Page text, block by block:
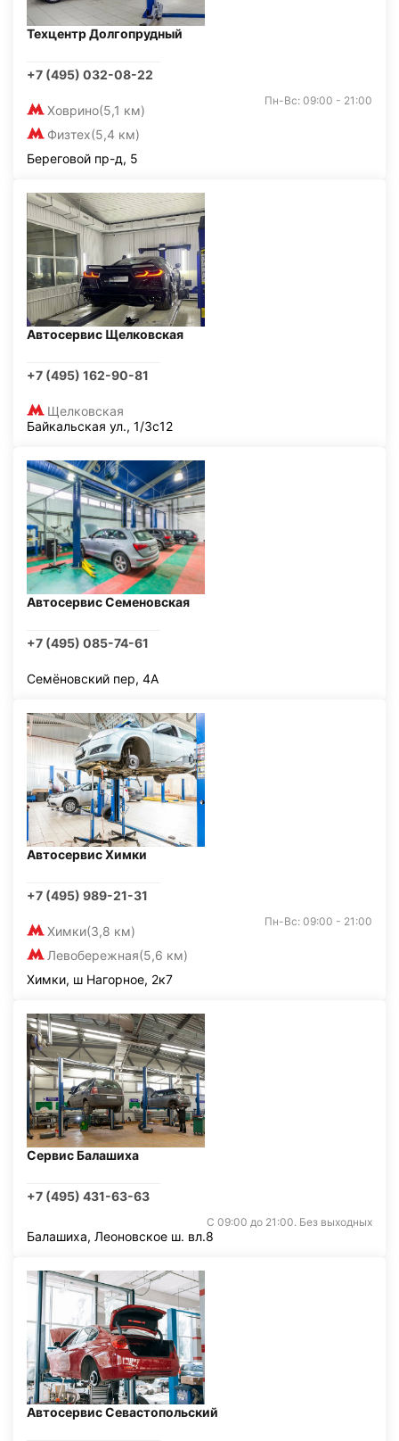
Техцентр Долгопрудный
+7 (495) 032-08-22
Ховрино(5,1 км)
Физтех(5,4 км)
Пн-Вс: 09:00 - 21:00
Береговой пр-д, 5
Автосервис Щелковская
+7 (495) 162-90-81
Щелковская
Байкальская ул., 1/3с12
Автосервис Семеновская
+7 (495) 085-74-61
Семёновский пер, 4А
Автосервис Химки
+7 (495) 989-21-31
Химки(3,8 км)
Левобережная(5,6 км)
Пн-Вс: 09:00 - 21:00
Химки, ш Нагорное, 2к7
Сервис Балашиха
+7 (495) 431-63-63
С 09:00 до 21:00. Без выходных
Балашиха, Леоновское ш. вл.8
Автосервис Севастопольский